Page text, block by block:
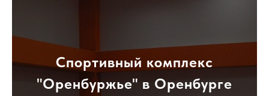
Спортивный комплекс
"Оренбуржье" в Оренбурге